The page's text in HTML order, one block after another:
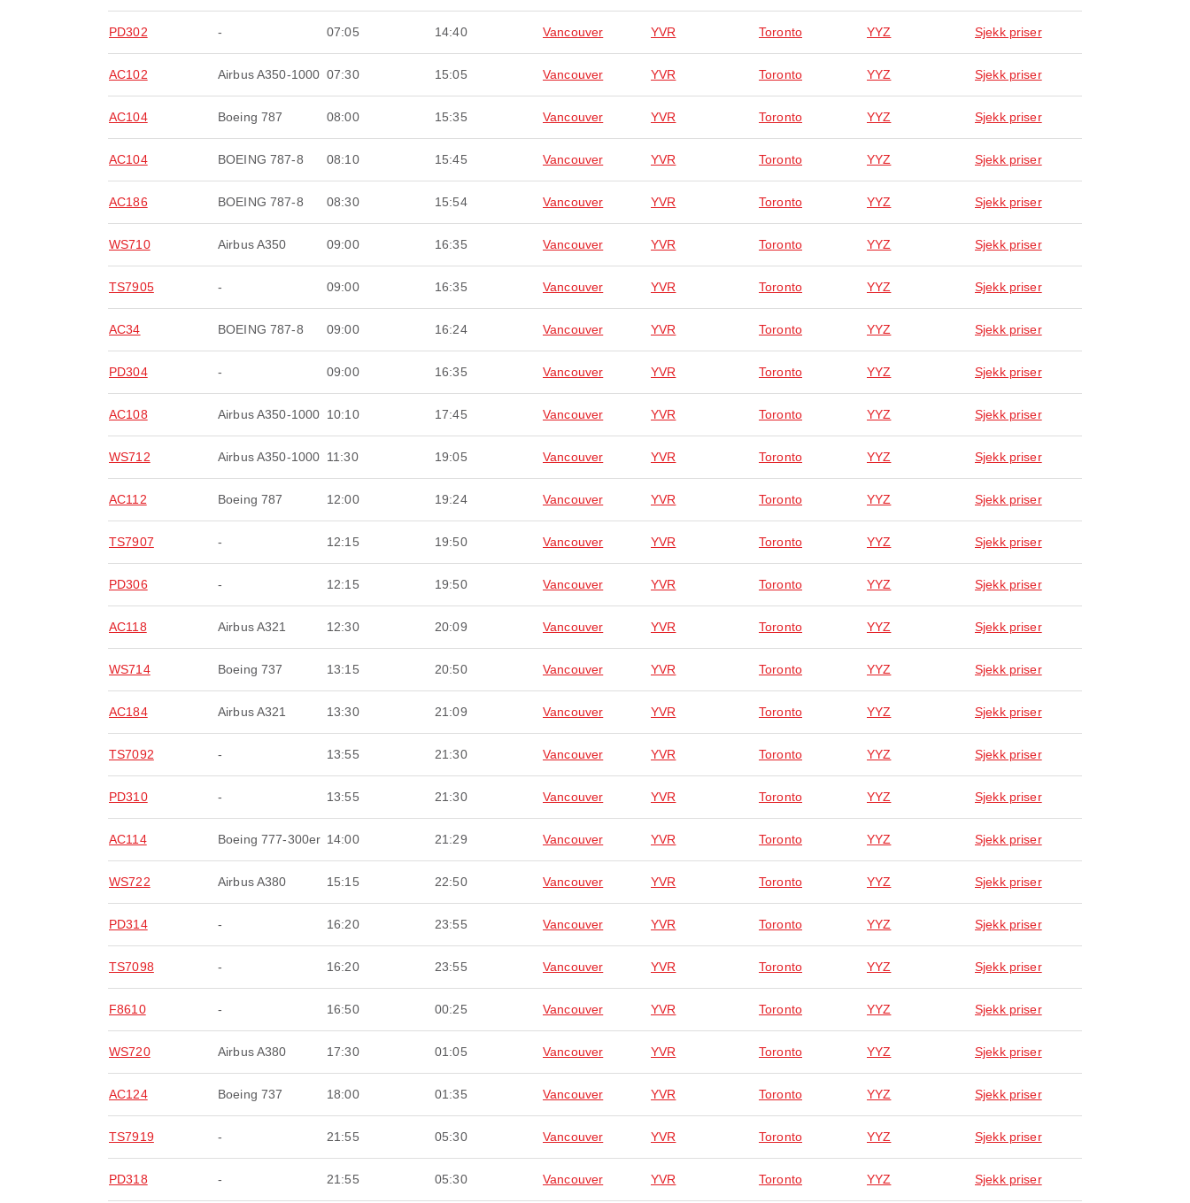
PD302 - 07:05 14:40 Vancouver YVR Toronto YYZ Sjekk priser
AC102 Airbus A350-1000 07:30 15:05 Vancouver YVR Toronto YYZ Sjekk priser
AC104 Boeing 787 08:00 15:35 Vancouver YVR Toronto YYZ Sjekk priser
AC104 BOEING 787-8 08:10 15:45 Vancouver YVR Toronto YYZ Sjekk priser
AC186 BOEING 787-8 08:30 15:54 Vancouver YVR Toronto YYZ Sjekk priser
WS710 Airbus A350 09:00 16:35 Vancouver YVR Toronto YYZ Sjekk priser
TS7905 - 09:00 16:35 Vancouver YVR Toronto YYZ Sjekk priser
AC34 BOEING 787-8 09:00 16:24 Vancouver YVR Toronto YYZ Sjekk priser
PD304 - 09:00 16:35 Vancouver YVR Toronto YYZ Sjekk priser
AC108 Airbus A350-1000 10:10 17:45 Vancouver YVR Toronto YYZ Sjekk priser
WS712 Airbus A350-1000 11:30 19:05 Vancouver YVR Toronto YYZ Sjekk priser
AC112 Boeing 787 12:00 19:24 Vancouver YVR Toronto YYZ Sjekk priser
TS7907 - 12:15 19:50 Vancouver YVR Toronto YYZ Sjekk priser
PD306 - 12:15 19:50 Vancouver YVR Toronto YYZ Sjekk priser
AC118 Airbus A321 12:30 20:09 Vancouver YVR Toronto YYZ Sjekk priser
WS714 Boeing 737 13:15 20:50 Vancouver YVR Toronto YYZ Sjekk priser
AC184 Airbus A321 13:30 21:09 Vancouver YVR Toronto YYZ Sjekk priser
TS7092 - 13:55 21:30 Vancouver YVR Toronto YYZ Sjekk priser
PD310 - 13:55 21:30 Vancouver YVR Toronto YYZ Sjekk priser
AC114 Boeing 777-300er 14:00 21:29 Vancouver YVR Toronto YYZ Sjekk priser
WS722 Airbus A380 15:15 22:50 Vancouver YVR Toronto YYZ Sjekk priser
PD314 - 16:20 23:55 Vancouver YVR Toronto YYZ Sjekk priser
TS7098 - 16:20 23:55 Vancouver YVR Toronto YYZ Sjekk priser
F8610 - 16:50 00:25 Vancouver YVR Toronto YYZ Sjekk priser
WS720 Airbus A380 17:30 01:05 Vancouver YVR Toronto YYZ Sjekk priser
AC124 Boeing 737 18:00 01:35 Vancouver YVR Toronto YYZ Sjekk priser
TS7919 - 21:55 05:30 Vancouver YVR Toronto YYZ Sjekk priser
PD318 - 21:55 05:30 Vancouver YVR Toronto YYZ Sjekk priser